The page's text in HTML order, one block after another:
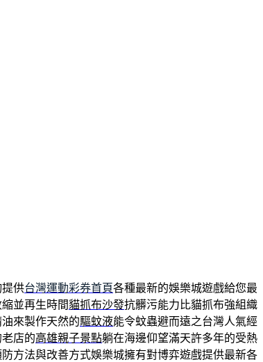
供台灣運動彩券首頁各種最新的娛樂城遊戲給您最
並再生時間貓抓布沙發抗髒污能力比貓抓布強組織
來製作天然的驅蚊液能令蚊蟲避而遠之台灣人氣經
店的高雄親子景點躺在海邊仰望滿天許多年的受熱
防方法與改善方式娛樂城擁有對博弈遊戲提供最新各